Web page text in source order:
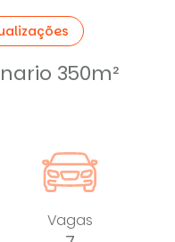
350m²
Vagas